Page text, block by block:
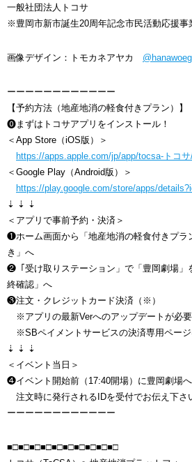
一般社団法人トコサ
※豊岡市新市誕生20周年記念市民活動応援事
画像デザイン：トモカネアヤカ
ーーーーーーーーーーーー
【予約方法（地産地消の軽食付きプラン）】
⓿まずはトコサアプリをインストール！
＜App Store（iOS版）＞
https://apps.apple.com/jp/app/tocsa-トコ
＜Google Play（Android版）＞
https://play.google.com/store/apps/
⇣ ⇣ ⇣
＜アプリで事前予約・決済＞
❶ホーム画面から「地産地消の軽食付きプラ
き」へ
❷「受け取りステーション」で「豊岡劇場」
終確認」へ
❸注文・クレジットカード決済（※）
※アプリの最新Verへのアップデートが必
※SBペイメントサービスの決済専用ペー
⇣ ⇣ ⇣
＜イベント当日＞
❹イベント開始前（17:40開場）に豊岡劇場へ
注文時に発行されるIDを受付でお伝え下さ
ーーーーーーーーーーーー
■□■□■□■□■□■□■□■□■□■□